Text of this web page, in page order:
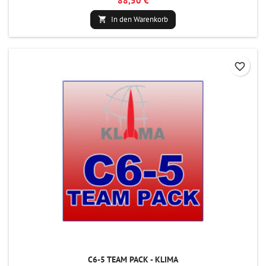
 In den Warenkorb
C6-5 TEAM PACK - KLIMA
favorite_border